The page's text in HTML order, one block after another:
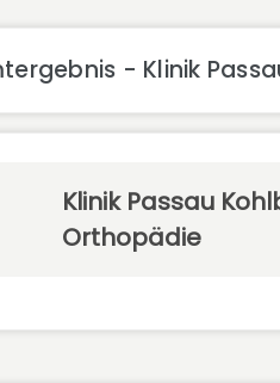
- Klinik
Klinik Passau
Orthopädie